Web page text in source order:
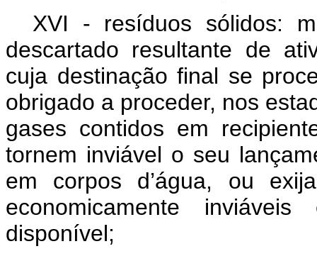
XVI - resíduos sólidos:
descartado resultante de
cuja destinação final se
obrigado a proceder, nos
gases contidos em
tornem inviável o seu
em corpos d’água, ou
economicamente
disponível;